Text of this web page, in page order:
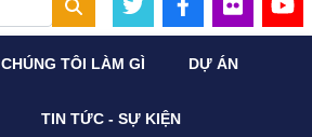
CHÚNG TÔI LÀM GÌ DỰ ÁN
TIN TỨC - SỰ KIỆN